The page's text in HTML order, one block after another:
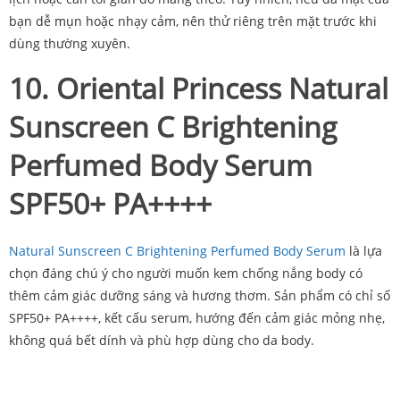
bạn dễ mụn hoặc nhạy cảm, nên thử riêng trên mặt trước khi
dùng thường xuyên.
10. Oriental Princess Natural
Sunscreen C Brightening
Perfumed Body Serum
SPF50+ PA++++
Natural Sunscreen C Brightening Perfumed Body Serum là lựa
chọn đáng chú ý cho người muốn kem chống nắng body có
thêm cảm giác dưỡng sáng và hương thơm. Sản phẩm có chỉ số
SPF50+ PA++++, kết cấu serum, hướng đến cảm giác mỏng nhẹ,
không quá bết dính và phù hợp dùng cho da body.